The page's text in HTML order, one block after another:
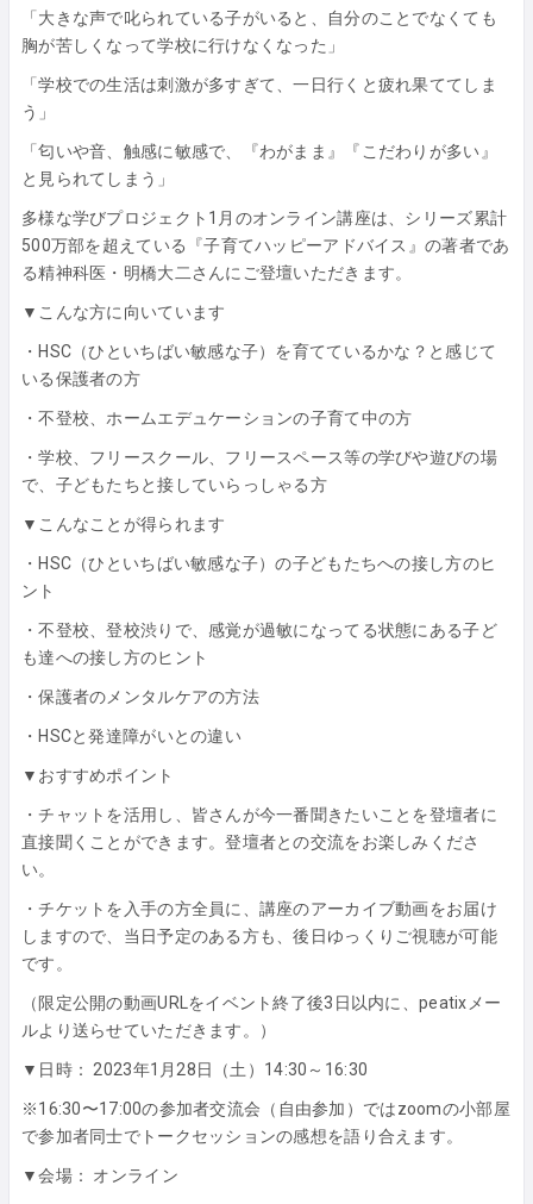
「大きな声で叱られている子がいると、自分のことでなくても
胸が苦しくなって学校に行けなくなった」
「学校での生活は刺激が多すぎて、一日行くと疲れ果ててしま
う」
「匂いや音、触感に敏感で、『わがまま』『こだわりが多い』
と見られてしまう」
多様な学びプロジェクト1月のオンライン講座は、シリーズ累計
500万部を超えている『子育てハッピーアドバイス』の著者であ
る精神科医・明橋大二さんにご登壇いただきます。
▼こんな方に向いています
・HSC（ひといちばい敏感な子）を育てているかな？と感じて
いる保護者の方
・不登校、ホームエデュケーションの子育て中の方
・学校、フリースクール、フリースペース等の学びや遊びの場
で、子どもたちと接していらっしゃる方
▼こんなことが得られます
・HSC（ひといちばい敏感な子）の子どもたちへの接し方のヒ
ント
・不登校、登校渋りで、感覚が過敏になってる状態にある子ど
も達への接し方のヒント
・保護者のメンタルケアの方法
・HSCと発達障がいとの違い
▼おすすめポイント
・チャットを活用し、皆さんが今一番聞きたいことを登壇者に
直接聞くことができます。登壇者との交流をお楽しみくださ
い。
・チケットを入手の方全員に、講座のアーカイブ動画をお届け
しますので、当日予定のある方も、後日ゆっくりご視聴が可能
です。
（限定公開の動画URLをイベント終了後3日以内に、peatixメー
ルより送らせていただきます。）
▼日時： 2023年1月28日（土）14:30～16:30
※16:30〜17:00の参加者交流会（自由参加）ではzoomの小部屋
で参加者同士でトークセッションの感想を語り合えます。
▼会場： オンライン